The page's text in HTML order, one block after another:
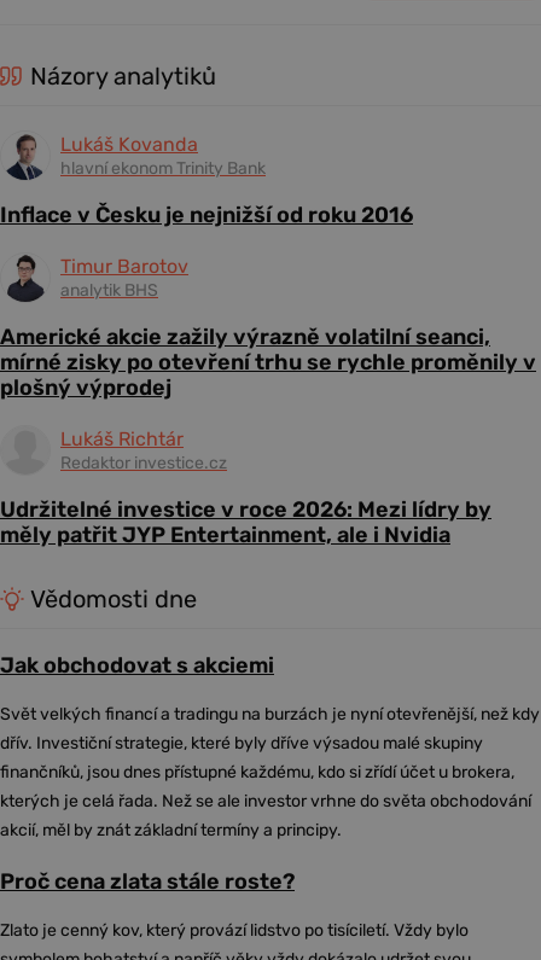
Názory analytiků
Lukáš Kovanda
hlavní ekonom Trinity Bank
Inflace v Česku je nejnižší od roku 2016
Timur Barotov
analytik BHS
Americké akcie zažily výrazně volatilní seanci,
mírné zisky po otevření trhu se rychle proměnily v
plošný výprodej
Lukáš Richtár
Redaktor investice.cz
Udržitelné investice v roce 2026: Mezi lídry by
měly patřit JYP Entertainment, ale i Nvidia
Vědomosti dne
Jak obchodovat s akciemi
Svět velkých financí a tradingu na burzách je nyní otevřenější, než kdy
dřív. Investiční strategie, které byly dříve výsadou malé skupiny
finančníků, jsou dnes přístupné každému, kdo si zřídí účet u brokera,
kterých je celá řada. Než se ale investor vrhne do světa obchodování
akcií, měl by znát základní termíny a principy.
Proč cena zlata stále roste?
Zlato je cenný kov, který provází lidstvo po tisíciletí. Vždy bylo